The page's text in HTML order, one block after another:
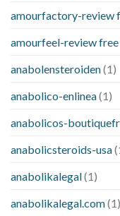
amourfactory-review
amourfeel-review free
anabolensteroiden(1)
anabolico-enlinea(1)
anabolicos-boutiquefr
anabolicsteroids-usa
anabolikalegal(1)
anabolikalegal.com(1)